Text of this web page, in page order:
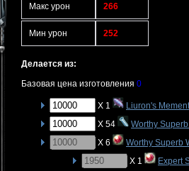
Макс урон 266
Мин урон 252
Делается из:
Базовая цена изготовления 0
X 1
Liuron's
X 54
Worthy
X 6
Worthy Superb
X 1
Expert